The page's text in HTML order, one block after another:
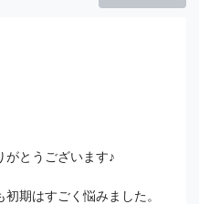
がとうございます♪
期はすごく悩みました。